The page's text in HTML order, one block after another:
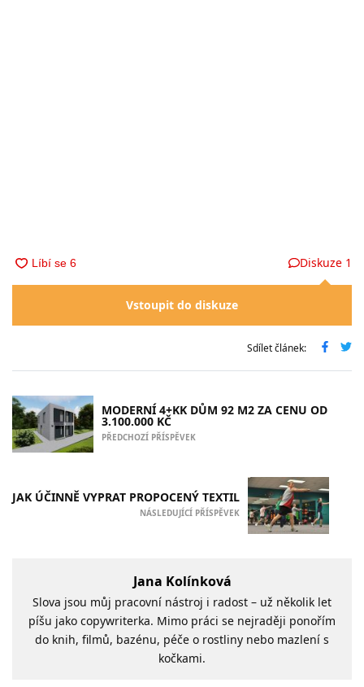
Diskuze 1
Vstoupit do diskuze
Sdílet článek:
MODERNÍ 4+KK DŮM 92 M2 ZA CENU OD
3.100.000 KČ
PŘEDCHOZÍ PŘÍSPĚVEK
JAK ÚČINNĚ VYPRAT PROPOCENÝ TEXTIL
NÁSLEDUJÍCÍ PŘÍSPĚVEK
Jana Kolínková
Slova jsou můj pracovní nástroj i radost – už několik let
píšu jako copywriterka. Mimo práci se nejraději ponořím
do knih, filmů, bazénu, péče o rostliny nebo mazlení s
kočkami.